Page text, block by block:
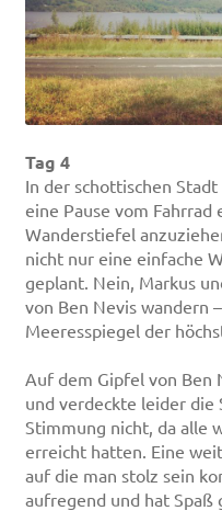
Tag 4
In der schottischen
eine Pause vom
Wanderstiefel
nicht nur eine einfache
geplant. Nein, Markus
von Ben Nevis wandern
Meeresspiegel der
Auf dem Gipfel von Ben
und verdeckte leider die
Stimmung nicht, da alle
erreicht hatten. Eine
auf die man stolz sein
aufregend und hat Spaß